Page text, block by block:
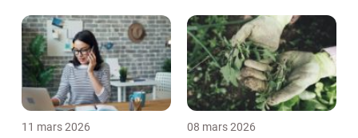
11 mars 2026 08 mars 2026